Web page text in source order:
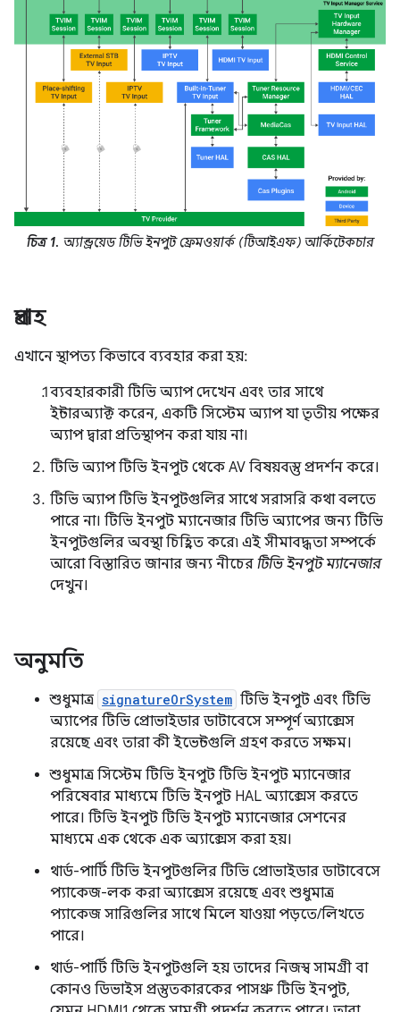
চিত্র 1. অ্যান্ড্রয়েড টিভি ইনপুট ফ্রেমওয়ার্ক (টিআইএফ) আর্কিটেকচার
প্রবাহ
এখানে স্থাপত্য কিভাবে ব্যবহার করা হয়:
ব্যবহারকারী টিভি অ্যাপ দেখেন এবং তার সাথে
ইন্টারঅ্যাক্ট করেন, একটি সিস্টেম অ্যাপ যা তৃতীয় পক্ষের
অ্যাপ দ্বারা প্রতিস্থাপন করা যায় না।
টিভি অ্যাপ টিভি ইনপুট থেকে AV বিষয়বস্তু প্রদর্শন করে।
টিভি অ্যাপ টিভি ইনপুটগুলির সাথে সরাসরি কথা বলতে
পারে না। টিভি ইনপুট ম্যানেজার টিভি অ্যাপের জন্য টিভি
ইনপুটগুলির অবস্থা চিহ্নিত করে৷ এই সীমাবদ্ধতা সম্পর্কে
আরো বিস্তারিত জানার জন্য নীচের টিভি ইনপুট ম্যানেজার
দেখুন।
অনুমতি
শুধুমাত্র signatureOrSystem টিভি ইনপুট এবং টিভি
অ্যাপের টিভি প্রোভাইডার ডাটাবেসে সম্পূর্ণ অ্যাক্সেস
রয়েছে এবং তারা কী ইভেন্টগুলি গ্রহণ করতে সক্ষম।
শুধুমাত্র সিস্টেম টিভি ইনপুট টিভি ইনপুট ম্যানেজার
পরিষেবার মাধ্যমে টিভি ইনপুট HAL অ্যাক্সেস করতে
পারে। টিভি ইনপুট টিভি ইনপুট ম্যানেজার সেশনের
মাধ্যমে এক থেকে এক অ্যাক্সেস করা হয়।
থার্ড-পার্টি টিভি ইনপুটগুলির টিভি প্রোভাইডার ডাটাবেসে
প্যাকেজ-লক করা অ্যাক্সেস রয়েছে এবং শুধুমাত্র
প্যাকেজ সারিগুলির সাথে মিলে যাওয়া পড়তে/লিখতে
পারে।
থার্ড-পার্টি টিভি ইনপুটগুলি হয় তাদের নিজস্ব সামগ্রী বা
কোনও ডিভাইস প্রস্তুতকারকের পাসথ্রু টিভি ইনপুট,